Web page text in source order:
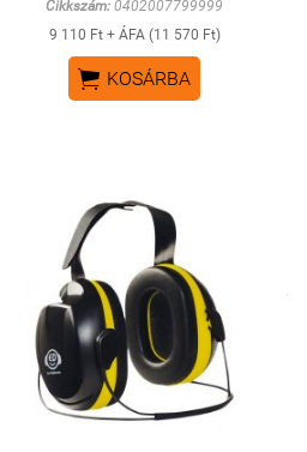
Cikkszám: 0402007799999
9 110 Ft + ÁFA (11 570 Ft)
 KOSÁRBA